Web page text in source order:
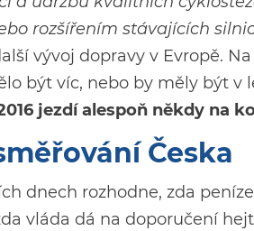
rozšířením stávajících
vývoj dopravy v Evropě. Na
být víc, nebo by měly být v
jezdí alespoň někdy na
Česka
dnech rozhodne, zda
vláda dá na doporučení